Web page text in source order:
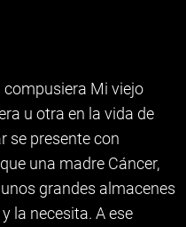
compusiera Mi viejo
u otra en la vida de
se presente con
una madre Cáncer,
grandes almacenes
la necesita. A ese